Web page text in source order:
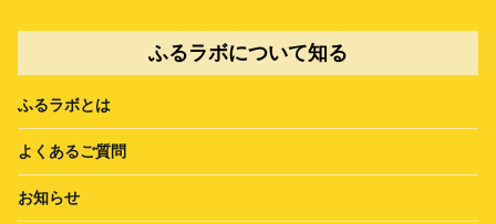
ふるラボについて知る
ふるラボとは
よくあるご質問
お知らせ